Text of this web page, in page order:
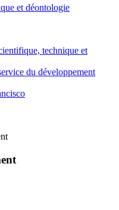
et déontologie
technique et
du développement